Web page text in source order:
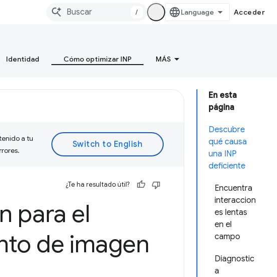
/ Acceder
Identidad Cómo optimizar INP MÁS
En esta
página
Descubre
qué causa
una INP
deficiente
Encuentra
interaccion
es lentas
en el
campo
Diagnostic
a
a tu
¿Te ha resultado útil?
para el
de imagen